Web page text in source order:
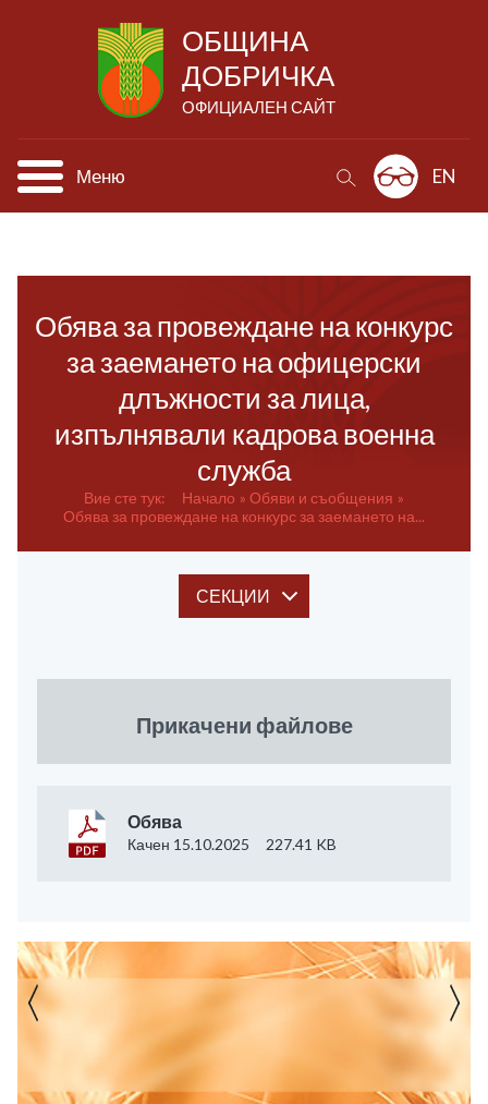
ОБЩИНА
ДОБРИЧКА
ОФИЦИАЛЕН САЙТ
Меню EN
Обява за провеждане на конкурс
за заемането на офицерски
длъжности за лица,
изпълнявали кадрова военна
служба
Вие сте тук: Начало
Обяви и съобщения
Обява за провеждане на конкурс за заемането на...
СЕКЦИИ
Прикачени файлове
Обява
Качен 15.10.2025 227.41 KB